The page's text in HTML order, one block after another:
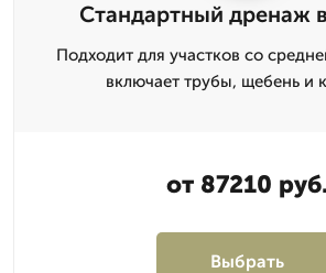
Стандартный дренаж
Подходит для участков со
включает трубы, щебень и
от 87210 руб.
Выбрать